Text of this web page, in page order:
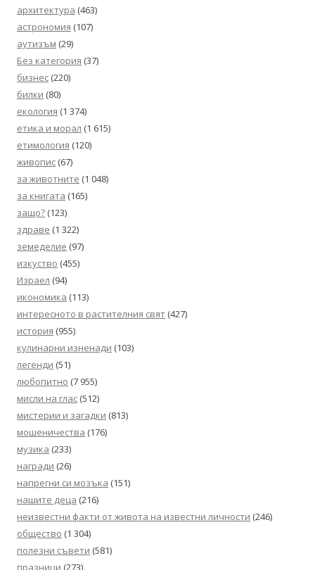
архитектура (463)
астрономия (107)
аутизъм (29)
Без категория (37)
бизнес (220)
билки (80)
екология (1 374)
етика и морал (1 615)
етимология (120)
живопис (67)
за животните (1 048)
за книгата (165)
защо? (123)
здраве (1 322)
земеделие (97)
изкуство (455)
Израел (94)
икономика (113)
интересното в растителния свят (427)
история (955)
кулинарни изненади (103)
легенди (51)
любопитно (7 955)
мисли на глас (512)
мистерии и загадки (813)
мошеничества (176)
музика (233)
награди (26)
напрегни си мозъка (151)
нашите деца (216)
неизвестни факти от живота на известни личности (246)
общество (1 304)
полезни съвети (581)
празници (273)